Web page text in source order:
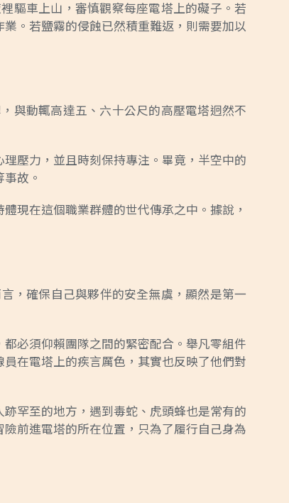
驅車上山，審慎觀察每座電塔上的礙子。若
。若鹽霧的侵蝕已然積重難返，則需要加以
與動輒高達五、六十公尺的高壓電塔迥然不
壓力，並且時刻保持專注。畢竟，半空中的
故。
現在這個職業群體的世代傳承之中。據說，
，確保自己與夥伴的安全無虞，顯然是第一
必須仰賴團隊之間的緊密配合。舉凡零組件
在電塔上的疾言厲色，其實也反映了他們對
罕至的地方，遇到毒蛇、虎頭蜂也是常有的
前進電塔的所在位置，只為了履行自己身為